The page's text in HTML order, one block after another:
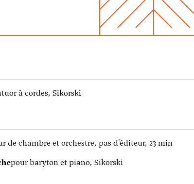
à cordes, Sikorski
de chambre et orchestre, pas d'éditeur, 23 min
pour baryton et piano, Sikorski